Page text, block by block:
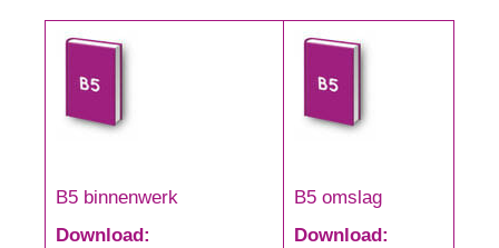
B5 binnenwerk
Download:
B5 omslag
Download: